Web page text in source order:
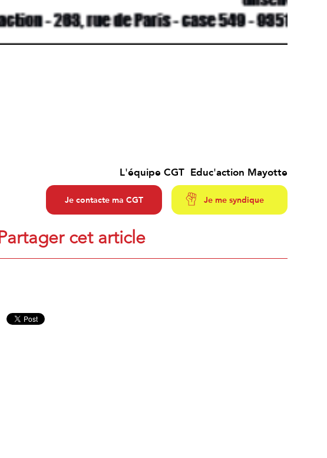
L'équipe CGT Educ'action Mayotte
Je contacte ma CGT Je me syndique
Partager cet article